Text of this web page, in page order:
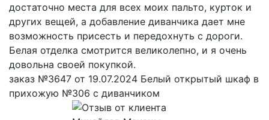
достаточно места для всех моих пальто, курток и
других вещей, а добавление диванчика дает мне
возможность присесть и передохнуть с дороги.
Белая отделка смотрится великолепно, и я очень
довольна своей покупкой.
заказ №3647 от 19.07.2024 Белый открытый шкаф в
прихожую №306 с диванчиком